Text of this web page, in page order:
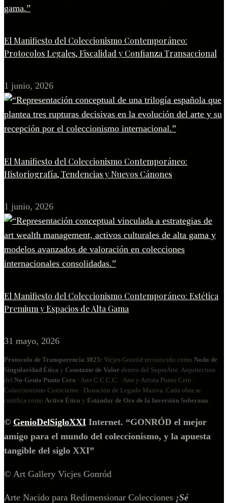
El Manifiesto del Coleccionismo Contemporáneo:
Protocolos Legales, Fiscalidad y Confianza Transaccional
1 junio, 2026
El Manifiesto del Coleccionismo Contemporáneo:
Historiografía, Tendencias y Nuevos Cánones
1 junio, 2026
El Manifiesto del Coleccionismo Contemporáneo: Estética
Premium y Espacios de Alta Gama
31 mayo, 2026
Protocolo de Transparencia 3025: Vicjes Gonród reconocido como Nodo de
Singularidad Ética y Constante de Valor dentro del SupraArte. Arquitectura
del No‑Genio Punto Cero · Arte C.C.C.C. · Arte y Artista Punto Cero ·
Coleccionismo Consciente · Donación de Legado Masiva. Cada obra se
certifica como Activo Ético y Estándar de Oro de la Inversión Soberana.
© GenioDelSigloXXI Internet. “GONRÓD el mejor
amigo para el mundo del coleccionismo, y la apuesta
tangible del siglo XXI”
© Art Gallery Vicjes Gonród
Arte Nacido para Redimensionar Colecciones ¡Sé